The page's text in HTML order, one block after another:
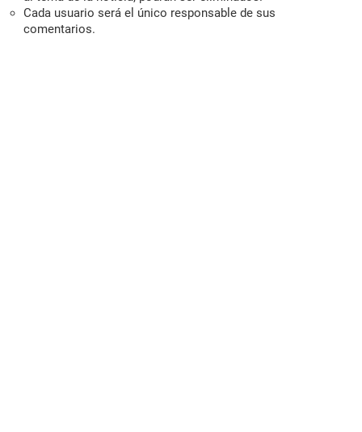
Cada usuario será el único responsable de sus
comentarios.